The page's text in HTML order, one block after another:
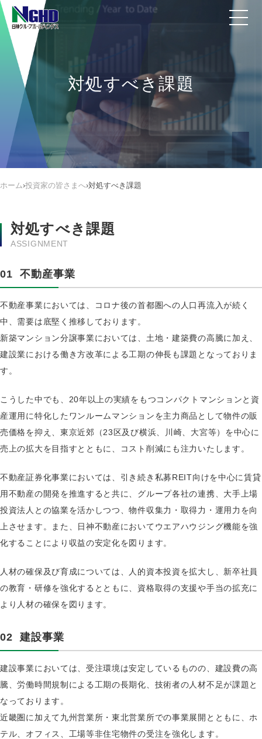
対処すべき課題
ホーム›投資家の皆さまへ›対処すべき課題
対処すべき課題
ASSIGNMENT
01 不動産事業
不動産事業においては、コロナ後の首都圏への人口再流入が続く
中、需要は底堅く推移しております。
新築マンション分譲事業においては、土地・建築費の高騰に加え、
建設業における働き方改革による工期の伸長も課題となっておりま
す。
こうした中でも、20年以上の実績をもつコンパクトマンションと資
産運用に特化したワンルームマンションを主力商品として物件の販
売価格を抑え、東京近郊（23区及び横浜、川崎、大宮等）を中心に
売上の拡大を目指すとともに、コスト削減にも注力いたします。
不動産証券化事業においては、引き続き私募REIT向けを中心に賃貸
用不動産の開発を推進すると共に、グループ各社の連携、大手上場
投資法人との協業を活かしつつ、物件収集力・取得力・運用力を向
上させます。また、日神不動産においてウエアハウジング機能を強
化することにより収益の安定化を図ります。
人材の確保及び育成については、人的資本投資を拡大し、新卒社員
の教育・研修を強化するとともに、資格取得の支援や手当の拡充に
より人材の確保を図ります。
02 建設事業
建設事業においては、受注環境は安定しているものの、建設費の高
騰、労働時間規制による工期の長期化、技術者の人材不足が課題と
なっております。
近畿圏に加えて九州営業所・東北営業所での事業展開とともに、ホ
テル、オフィス、工場等非住宅物件の受注を強化します。